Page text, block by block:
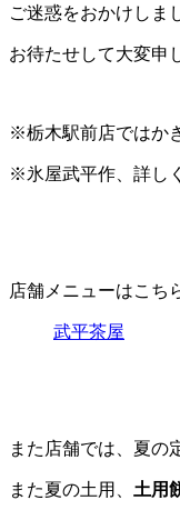
ご迷惑をおかけしま
お待たせして大変申
※栃木駅前店ではか
※氷屋武平作、詳し
店舗メニューはこち
武平茶屋
また店舗では、夏の
また夏の土用、 土用